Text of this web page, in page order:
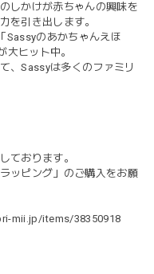
しかけが赤ちゃんの興味を
を引き出します。
Sassyのあかちゃんえほ
大ヒット中。
、Sassyは多くのファミリ
ております。
ッピング」のご購入をお願
mii.jp/items/38350918